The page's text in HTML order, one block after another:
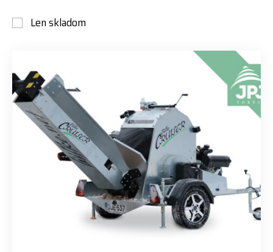
Len skladom